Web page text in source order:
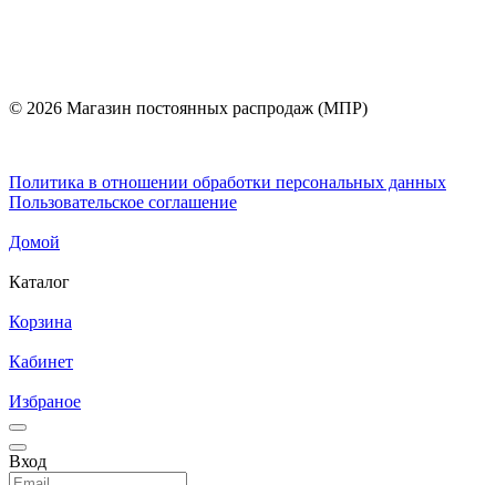
© 2026 Магазин постоянных распродаж (МПР)
Политика в отношении обработки персональных данных
Пользовательское соглашение
Домой
Каталог
Корзина
Кабинет
Избраное
Вход